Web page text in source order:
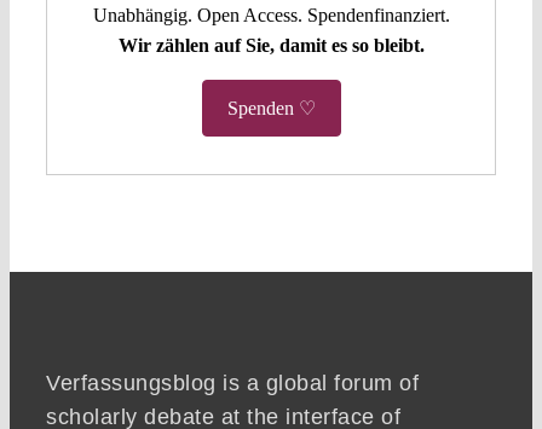
Unabhängig. Open Access. Spendenfinanziert.
Wir zählen auf Sie, damit es so bleibt.
Spenden ♡
Verfassungsblog is a global forum of
scholarly debate at the interface of